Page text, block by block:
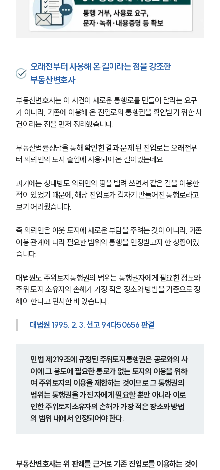
팀소개
대륜의 강점
오시는 길
통합검색
AI대륜
법률정보
법률지식인
고객후기
업무분야
오래전부터 사용해 온 길이라는 점을 강조한
부동산변호사
부동산변호사는 이 사건이 새로운 통행로를 만들어 달라는 요구
가 아니라, 기존에 이용해 온 진입로의 통행권을 확인받기 위한 사
건이라는 점을 먼저 정리했습니다.
부동산법률상담을 통해 확인한 결과 문제 된 진입로는 오래전부
터 의뢰인의 토지 출입에 사용되어 온 길이었는데요.
과거에는 상대방도 의뢰인의 땅을 빌려 쓰면서 같은 길을 이용한
적이 있었기 때문에, 해당 진입로가 갑자기 만들어진 통행로라고
보기 어려웠습니다.
즉 의뢰인은 이웃 토지에 새로운 부담을 주려는 것이 아니라, 기존
이용 관계에 따라 필요한 범위의 통행을 인정받고자 한 상황이었
습니다.
대법원도 주위토지통행권의 범위는 통행권자에게 필요한 정도와
주위 토지 소유자의 손해가 가장 적은 장소와 방법을 기준으로 정
해야 한다고 판시한 바 있습니다.
대법원 1995. 2. 3. 선고 94다50656 판결
민법 제219조에 규정된 주위토지통행권은 공로와의 사
이에 그 용도에 필요한 통로가 없는 토지의 이용을 위하
여 주위토지의 이용을 제한하는 것이므로 그 통행권의
범위는 통행권을 가진 자에게 필요할 뿐만 아니라 이로
인한 주위토지소유자의 손해가 가장 적은 장소와 방법
의 범위 내에서 인정되어야 한다.
부동산변호사는 위 판례를 근거로 기존 진입로를 이용하는 것이